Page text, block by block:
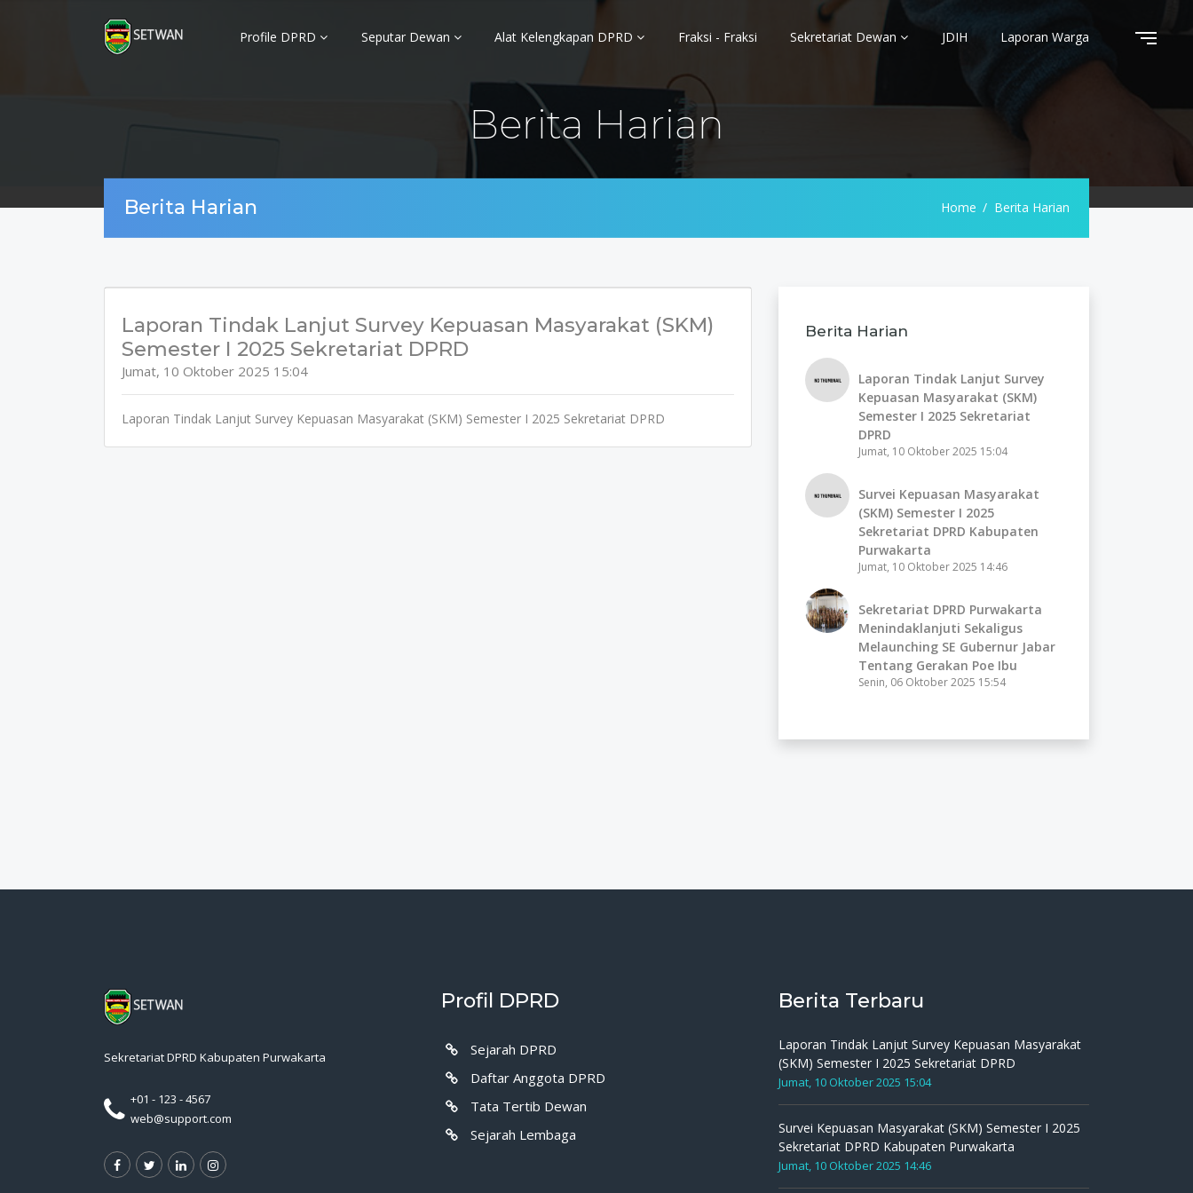
Profile DPRD Seputar Dewan Alat Kelengkapan DPRD Fraksi - Fraksi Sekretariat Dewan JDIH Laporan Warga
Berita Harian
Berita Harian Home Berita Harian
Laporan Tindak Lanjut Survey Kepuasan Masyarakat (SKM)
Semester I 2025 Sekretariat DPRD
Jumat, 10 Oktober 2025 15:04
Laporan Tindak Lanjut Survey Kepuasan Masyarakat (SKM) Semester I 2025 Sekretariat DPRD
Berita Harian
Laporan Tindak Lanjut Survey
Kepuasan Masyarakat (SKM)
Semester I 2025 Sekretariat
DPRD
Jumat, 10 Oktober 2025 15:04
Survei Kepuasan Masyarakat
(SKM) Semester I 2025
Sekretariat DPRD Kabupaten
Purwakarta
Jumat, 10 Oktober 2025 14:46
Sekretariat DPRD Purwakarta
Menindaklanjuti Sekaligus
Melaunching SE Gubernur Jabar
Tentang Gerakan Poe Ibu
Senin, 06 Oktober 2025 15:54
Sekretariat DPRD Kabupaten Purwakarta
+01 - 123 - 4567
web@support.com
Profil DPRD
Sejarah DPRD
Daftar Anggota DPRD
Tata Tertib Dewan
Sejarah Lembaga
Berita Terbaru
Laporan Tindak Lanjut Survey Kepuasan Masyarakat
(SKM) Semester I 2025 Sekretariat DPRD
Jumat, 10 Oktober 2025 15:04
Survei Kepuasan Masyarakat (SKM) Semester I 2025
Sekretariat DPRD Kabupaten Purwakarta
Jumat, 10 Oktober 2025 14:46